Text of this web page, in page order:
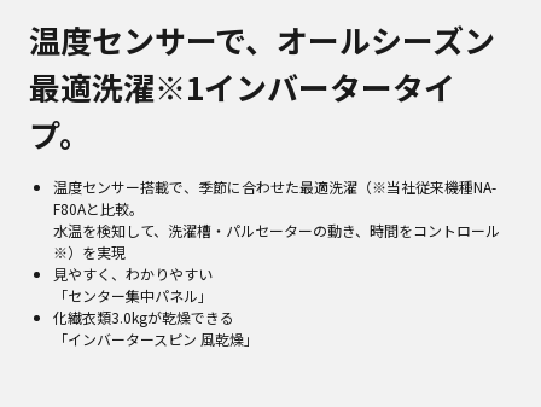
温度センサーで、オールシーズン
最適洗濯※1インバータータイ
プ。
温度センサー搭載で、季節に合わせた最適洗濯（※当社従来機種NA-
F80Aと比較。
水温を検知して、洗濯槽・パルセーターの動き、時間をコントロール
※）を実現
見やすく、わかりやすい
「センター集中パネル」
化繊衣類3.0kgが乾燥できる
「インバータースピン 風乾燥」